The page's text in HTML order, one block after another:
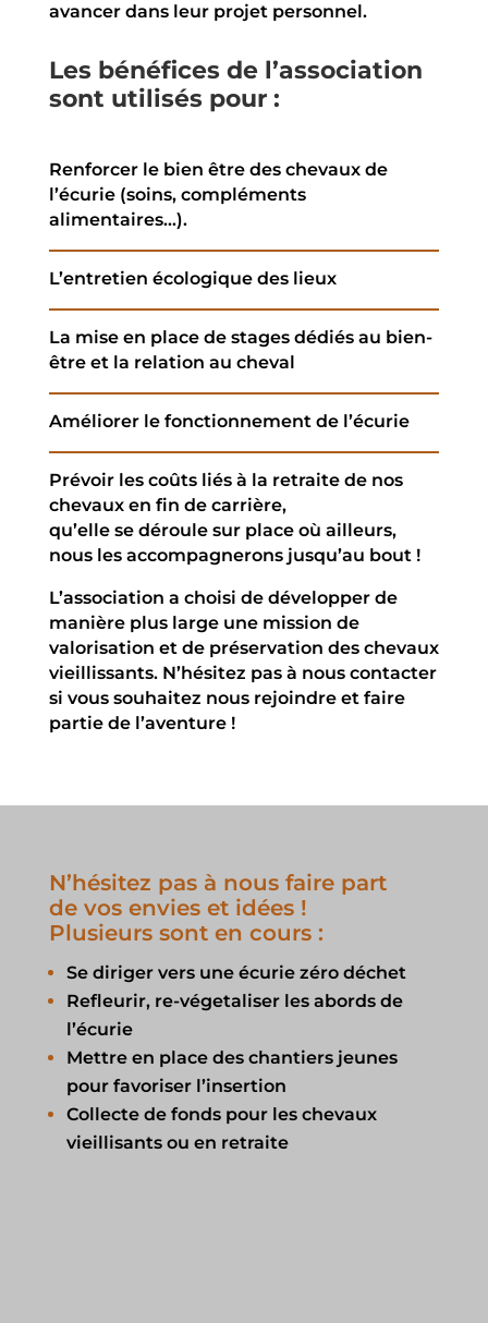
avancer dans leur projet personnel.
Les bénéfices de l’association
sont utilisés pour :
Renforcer le bien être des chevaux de
l’écurie (soins, compléments
alimentaires…).
L’entretien écologique des lieux
La mise en place de stages dédiés au bien-
être et la relation au cheval
Améliorer le fonctionnement de l’écurie
Prévoir les coûts liés à la retraite de nos
chevaux en fin de carrière,
qu’elle se déroule sur place où ailleurs,
nous les accompagnerons jusqu’au bout !
L’association a choisi de développer de
manière plus large une mission de
valorisation et de préservation des chevaux
vieillissants. N’hésitez pas à nous contacter
si vous souhaitez nous rejoindre et faire
partie de l’aventure !
N’hésitez pas à nous faire part
de vos envies et idées !
Plusieurs sont en cours :
Se diriger vers une écurie zéro déchet
Refleurir, re-végetaliser les abords de
l’écurie
Mettre en place des chantiers jeunes
pour favoriser l’insertion
Collecte de fonds pour les chevaux
vieillisants ou en retraite